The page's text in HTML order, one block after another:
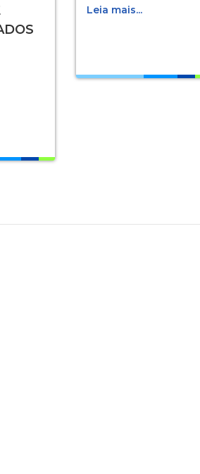
Leia mais...